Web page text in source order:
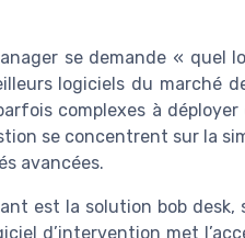
se demande « quel
logiciels du marché
complexes à
se concentrent sur la
avancées.
est la solution bob
d’intervention met